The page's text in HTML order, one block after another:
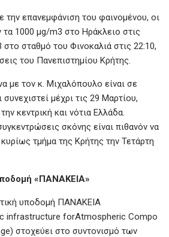
επανεμφάνιση του φαινομένου, οι
τα 1000 μg/m3 στο Ηράκλειο στις
σταθμό του Φινοκαλιά στις 22:10,
του Πανεπιστημίου Κρήτης.
με τον κ. Μιχαλόπουλο είναι σε
συνεχιστεί μέχρι τις 29 Μαρτίου,
κεντρική και νότια Ελλάδα.
σκόνης είναι πιθανόν να
τμήμα της Κρήτης την Τετάρτη
«ΠΑΝΑΚΕΙΑ»
υποδομή ΠΑΝΑΚΕΙΑ
infrastructure forAtmospheric Compo
στοχεύει στο συντονισμό των